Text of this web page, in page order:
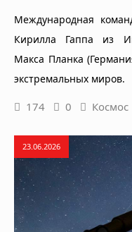
Международная
Кирилла Гаппа из
Макса Планка
экстремальных миров.
174 0 Космос
23.06.2026